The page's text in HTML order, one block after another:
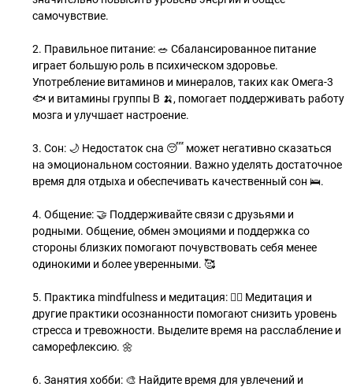
самочувствие.
2. Правильное питание: 🥗 Сбалансированное питание
играет большую роль в психическом здоровье.
Употребление витаминов и минералов, таких как Омега-3
🐟 и витамины группы B 🍌, помогает поддерживать работу
мозга и улучшает настроение.
3. Сон: 🌙 Недостаток сна 😴 может негативно сказаться
на эмоциональном состоянии. Важно уделять достаточное
время для отдыха и обеспечивать качественный сон 🛌.
4. Общение: 🤝 Поддерживайте связи с друзьями и
родными. Общение, обмен эмоциями и поддержка со
стороны близких помогают почувствовать себя менее
одинокими и более уверенными. 🥰
5. Практика mindfulness и медитация: 🧘‍♂️ Медитация и
другие практики осознанности помогают снизить уровень
стресса и тревожности. Выделите время на расслабление и
саморефлексию. 🌼
6. Занятия хобби: 🎨 Найдите время для увлечений и